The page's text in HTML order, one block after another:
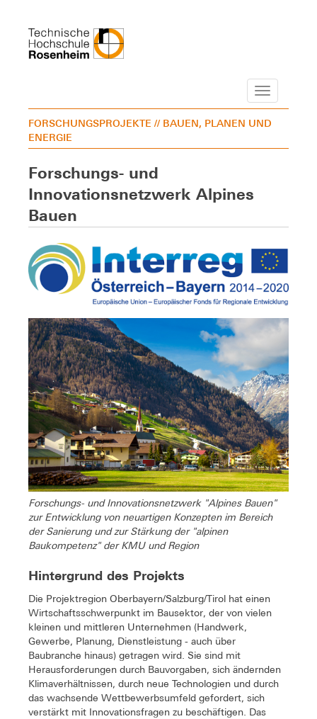
Navigation
FORSCHUNGSPROJEKTE // BAUEN, PLANEN UND
ENERGIE
Forschungs- und
Innovationsnetzwerk Alpines
Bauen
Forschungs- und Innovationsnetzwerk "Alpines Bauen"
zur Entwicklung von neuartigen Konzepten im Bereich
der Sanierung und zur Stärkung der "alpinen
Baukompetenz" der KMU und Region
Hintergrund des Projekts
Die Projektregion Oberbayern/Salzburg/Tirol hat einen
Wirtschaftsschwerpunkt im Bausektor, der von vielen
kleinen und mittleren Unternehmen (Handwerk,
Gewerbe, Planung, Dienstleistung - auch über
Baubranche hinaus) getragen wird. Sie sind mit
Herausforderungen durch Bauvorgaben, sich ändernden
Klimaverhältnissen, durch neue Technologien und durch
das wachsende Wettbewerbsumfeld gefordert, sich
verstärkt mit Innovationsfragen zu beschäftigen. Das